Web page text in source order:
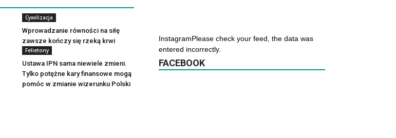
Cywilizacja
Wprowadzanie równości na siłę
zawsze kończy się rzeką krwi
Felietony
Ustawa IPN sama niewiele zmieni.
Tylko potężne kary finansowe mogą
pomóc w zmianie wizerunku Polski
InstagramPlease check your feed, the data was
entered incorrectly.
FACEBOOK